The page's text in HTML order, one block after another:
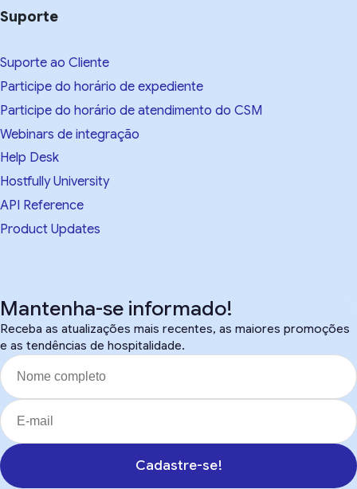
Suporte
Suporte ao Cliente
Participe do horário de expediente
Participe do horário de atendimento do CSM
Webinars de integração
Help Desk
Hostfully University
API Reference
Product Updates
Mantenha-se informado!
Receba as atualizações mais recentes, as maiores promoções
e as tendências de hospitalidade.
Cadastre-se!